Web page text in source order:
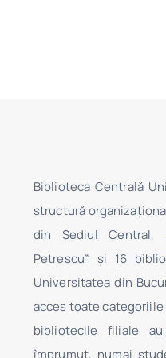
Biblioteca Centrală
structură
din Sediul Central,
Petrescu” şi 16
Universitatea din
acces toate
bibliotecile filiale
împrumut, numai